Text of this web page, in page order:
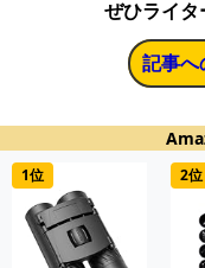
ぜひライタ
記事へ
1位 2位